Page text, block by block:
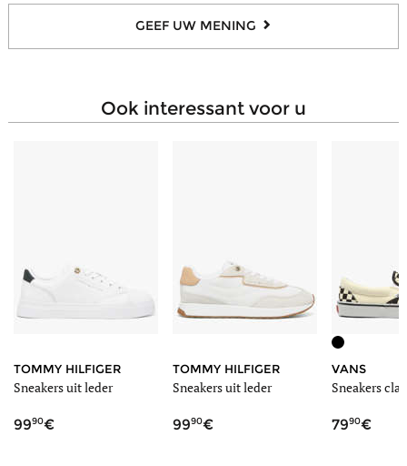
Binnenzool
Textiel
Ja
3.00 cm
GEEF UW MENING
ook interessant voor u
TOMMY HILFIGER
Sneakers uit leder
9990
TOMMY HILFIGER
Sneakers uit leder
9990
VANS
Sneakers
7990